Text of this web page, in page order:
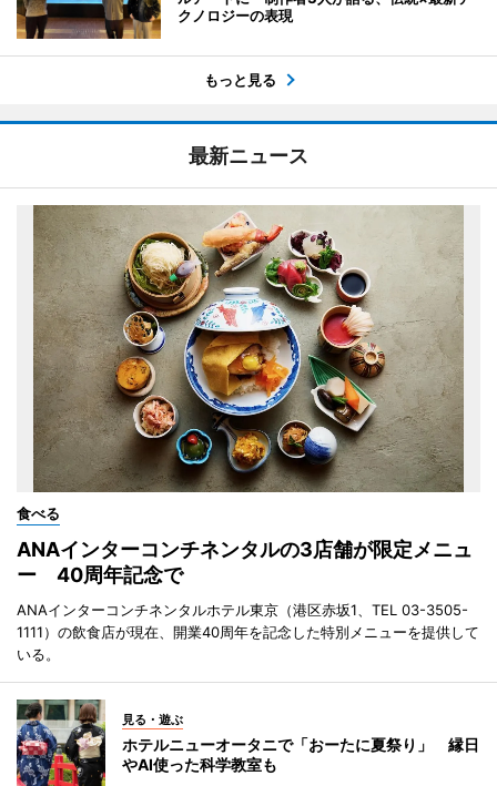
クノロジーの表現
もっと見る
最新ニュース
食べる
ANAインターコンチネンタルの3店舗が限定メニュ
ー 40周年記念で
ANAインターコンチネンタルホテル東京（港区赤坂1、TEL 03-3505-
1111）の飲食店が現在、開業40周年を記念した特別メニューを提供して
いる。
見る・遊ぶ
ホテルニューオータニで「おーたに夏祭り」 縁日
やAI使った科学教室も